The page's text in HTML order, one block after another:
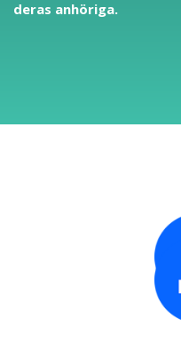
deras anhöriga.